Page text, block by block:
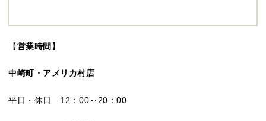
【営業時間】
中崎町・アメリカ村店
平日・休日 12：00～20：00